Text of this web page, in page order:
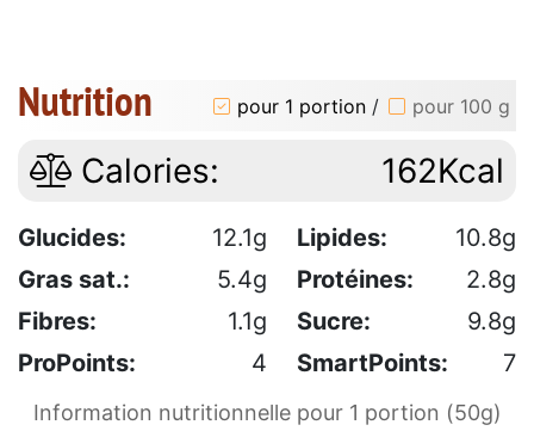
Nutrition pour 1 portion / pour 100 g
Calories: 162Kcal
Glucides: 12.1g Lipides:
10.8g
Gras sat.:
5.4g Protéines:
2.8g
Fibres:
1.1g Sucre:
9.8g
ProPoints:
4 SmartPoints: 7
Information nutritionnelle pour 1 portion (50g)